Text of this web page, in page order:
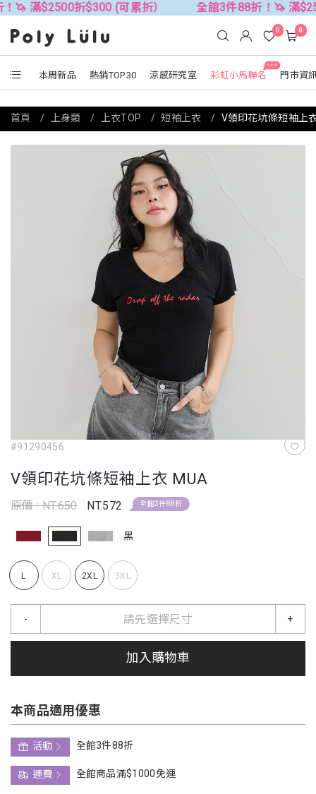
折$300 (可累折） 全館3件88折！🦄 滿$2500折
本周新品 熱銷TOP30 涼感研究室
NEW
彩虹小馬聯名 門市資
0 0
#91290456
V領印花坑條短袖上衣 MUA
原價 : NT.650 NT.572 全館3件88折
黑
L XL 2XL 3XL
請先選擇尺寸
- +
加入購物車
本商品適用優惠
活動
全館3件88折
運費
全館商品滿$1000免運
首頁 上身類 上衣TOP 短袖上衣 V領印花坑條短袖上